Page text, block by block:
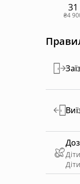
31
₴4
Діти
Діти